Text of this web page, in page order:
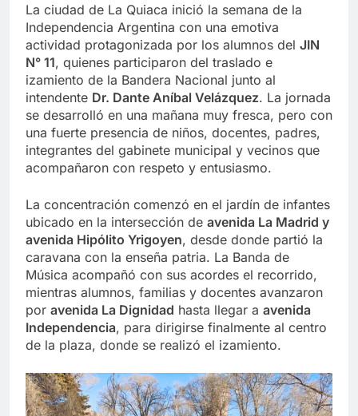
La ciudad de La Quiaca inició la semana de la
Independencia Argentina con una emotiva
actividad protagonizada por los alumnos del JIN
N° 11, quienes participaron del traslado e
izamiento de la Bandera Nacional junto al
intendente Dr. Dante Aníbal Velázquez. La jornada
se desarrolló en una mañana muy fresca, pero con
una fuerte presencia de niños, docentes, padres,
integrantes del gabinete municipal y vecinos que
acompañaron con respeto y entusiasmo.
La concentración comenzó en el jardín de infantes
ubicado en la intersección de avenida La Madrid y
avenida Hipólito Yrigoyen, desde donde partió la
caravana con la enseña patria. La Banda de
Música acompañó con sus acordes el recorrido,
mientras alumnos, familias y docentes avanzaron
por avenida La Dignidad hasta llegar a avenida
Independencia, para dirigirse finalmente al centro
de la plaza, donde se realizó el izamiento.